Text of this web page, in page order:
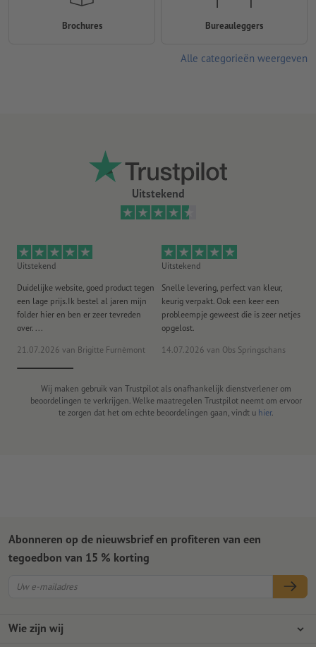
Uitstekend
Uitstekend
Duidelijke website, goed product tegen
een lage prijs.Ik bestel al jaren mijn
folder hier en ben er zeer tevreden
over. ...
21.07.2026 van Brigitte Furnèmont
Uitstekend
Snelle levering, perfect van kleur,
keurig verpakt. Ook een keer een
probleempje geweest die is zeer netjes
opgelost.
14.07.2026 van Obs Springschans
Wij maken gebruik van Trustpilot als onafhankelijk dienstverlener om
beoordelingen te verkrijgen. Welke maatregelen Trustpilot neemt om ervoor
te zorgen dat het om echte beoordelingen gaan, vindt u hier.
Brochures Bureauleggers
Alle categorieën weergeven
Wie zijn wij
Abonneren op de nieuwsbrief en profiteren van een
tegoedbon van 15 % korting